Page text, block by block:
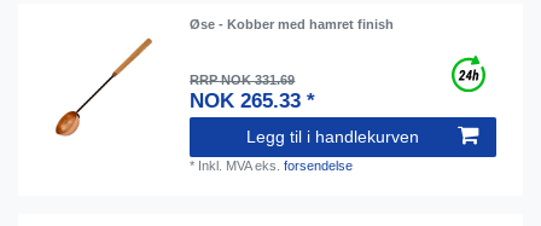
Øse - Kobber med hamret finish
RRP NOK 331.69
NOK 265.33 *
Legg til i handlekurven
* Inkl. MVAeks.forsendelse